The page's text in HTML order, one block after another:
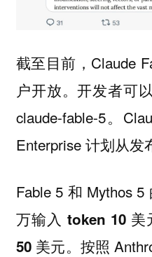
截至目前，Claude
户开放。开发者可
claude-fable-5。
Enterprise 计划从发
Fable 5 和 Mythos
万输入 token 10
50 美元。 按照